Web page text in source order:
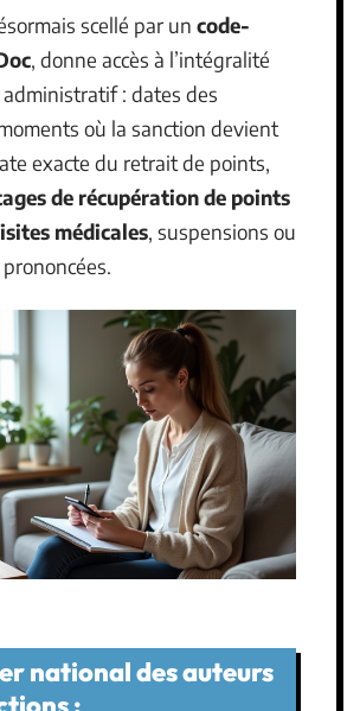
scellé par un code-
, donne accès à l’intégralité
: dates des
où la sanction devient
exacte du retrait de points,
de récupération de points
médicales, suspensions ou
national des auteurs